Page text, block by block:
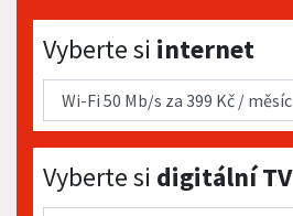
Vyberte si internet
Vyberte si internet
Vyberte si digitální TV
Vyberte si digitální TV